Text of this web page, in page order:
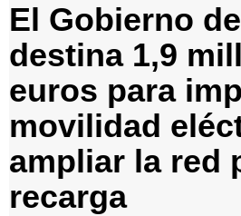
El Gobierno
destina 1,9
euros para
movilidad
ampliar la red
recarga